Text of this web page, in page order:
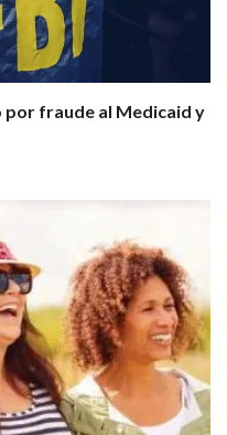
por fraude al Medicaid y